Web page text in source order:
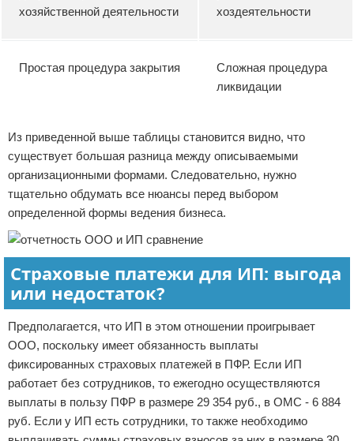
хозяйственной деятельности
хоздеятельности
Простая процедура закрытия
Сложная процедура
ликвидации
Из приведенной выше таблицы становится видно, что
существует большая разница между описываемыми
организационными формами. Следовательно, нужно
тщательно обдумать все нюансы перед выбором
определенной формы ведения бизнеса.
Страховые платежи для ИП: выгода
или недостаток?
Предполагается, что ИП в этом отношении проигрывает
ООО, поскольку имеет обязанность выплаты
фиксированных страховых платежей в ПФР. Если ИП
работает без сотрудников, то ежегодно осуществляются
выплаты в пользу ПФР в размере 29 354 руб., в ОМС - 6 884
руб. Если у ИП есть сотрудники, то также необходимо